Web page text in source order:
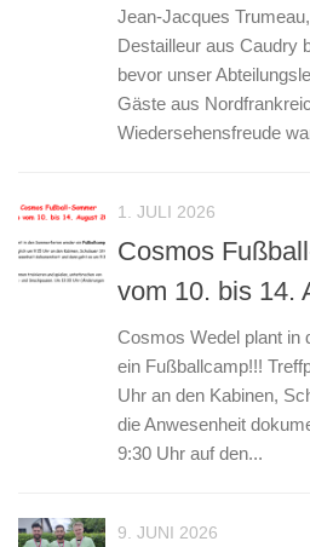
Jean-Jacques
Destailleur aus Caudry
bevor unser
Gäste aus
Wiedersehensfreude
1. JULI 2026
Cosmos
vom 10. bis 14.
Cosmos Wedel plant in
ein Fußballcamp!!!
Uhr an den Kabinen,
die Anwesenheit
9:30 Uhr auf den...
9. JUNI 2026